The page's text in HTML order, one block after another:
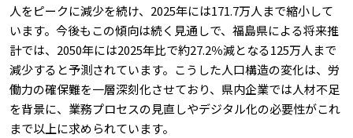
人をピークに減少を続け、2025年には171.7万人まで縮小して
います。今後もこの傾向は続く見通しで、福島県による将来推
計では、2050年には2025年比で約27.2％減となる125万人まで
減少すると予測されています。こうした人口構造の変化は、労
働力の確保難を一層深刻化させており、県内企業では人材不足
を背景に、業務プロセスの見直しやデジタル化の必要性がこれ
まで以上に求められています。